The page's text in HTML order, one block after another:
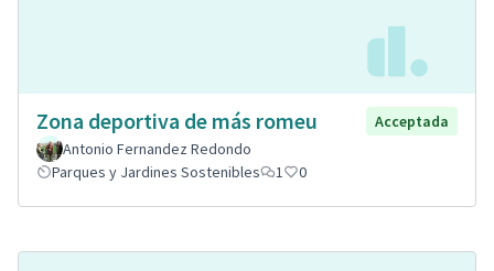
Zona deportiva de más romeu
Acceptada
Antonio Fernandez Redondo
Parques y Jardines Sostenibles
1 0